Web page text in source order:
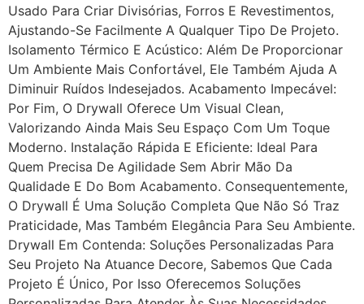
Usado Para Criar Divisórias, Forros E Revestimentos,
Ajustando-Se Facilmente A Qualquer Tipo De Projeto.
Isolamento Térmico E Acústico: Além De Proporcionar
Um Ambiente Mais Confortável, Ele Também Ajuda A
Diminuir Ruídos Indesejados. Acabamento Impecável:
Por Fim, O Drywall Oferece Um Visual Clean,
Valorizando Ainda Mais Seu Espaço Com Um Toque
Moderno. Instalação Rápida E Eficiente: Ideal Para
Quem Precisa De Agilidade Sem Abrir Mão Da
Qualidade E Do Bom Acabamento. Consequentemente,
O Drywall É Uma Solução Completa Que Não Só Traz
Praticidade, Mas Também Elegância Para Seu Ambiente.
Drywall Em Contenda: Soluções Personalizadas Para
Seu Projeto Na Atuance Decore, Sabemos Que Cada
Projeto É Único, Por Isso Oferecemos Soluções